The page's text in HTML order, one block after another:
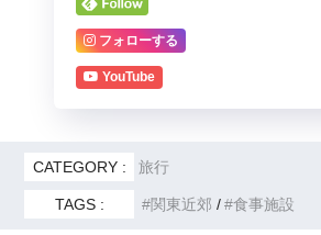
フォローする
YouTube
CATEGORY : 旅行
TAGS : 関東近郊 食事施設